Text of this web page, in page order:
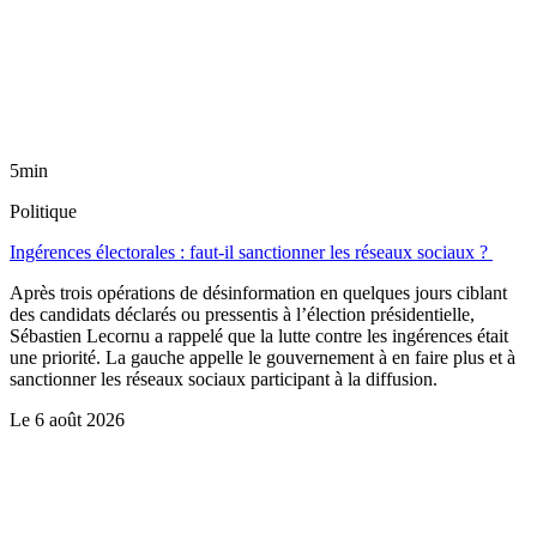
5min
Politique
Ingérences électorales : faut-il sanctionner les réseaux sociaux ?
Après trois opérations de désinformation en quelques jours ciblant
des candidats déclarés ou pressentis à l’élection présidentielle,
Sébastien Lecornu a rappelé que la lutte contre les ingérences était
une priorité. La gauche appelle le gouvernement à en faire plus et à
sanctionner les réseaux sociaux participant à la diffusion.
Le 6 août 2026